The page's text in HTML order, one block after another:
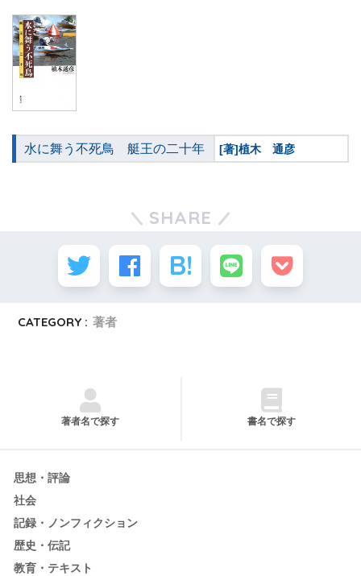
水に舞う不死鳥 艇王の二十年 [著]植木 通彦
SHARE
CATEGORY : 著者
著者名で探す 書名で探す
思想・評論
社会
記録・ノンフィクション
歴史・伝記
教育・テキスト